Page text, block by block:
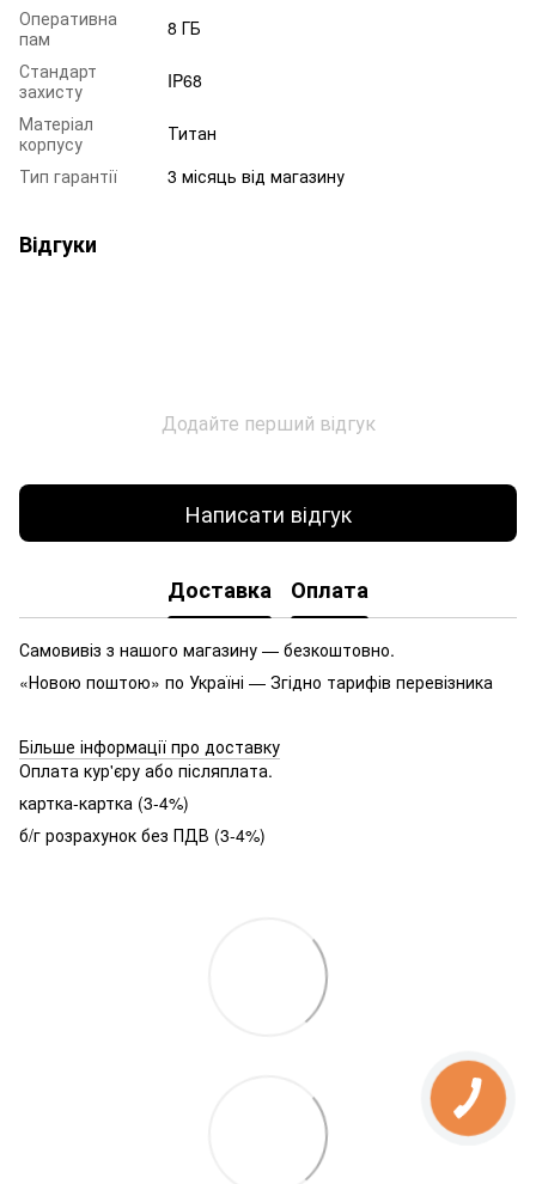
Оперативна
пам
8 ГБ
Стандарт
захисту
IP68
Матеріал
корпусу
Титан
Тип гарантії
3 місяць від магазину
Відгуки
Додайте перший відгук
Написати відгук
Доставка Оплата
Самовивіз з нашого магазину — безкоштовно.
«Новою поштою» по Україні — Згідно тарифів перевізника
Більше інформації про доставку
Оплата кур'єру або післяплата.
картка-картка (3-4%)
б/г розрахунок без ПДВ (3-4%)